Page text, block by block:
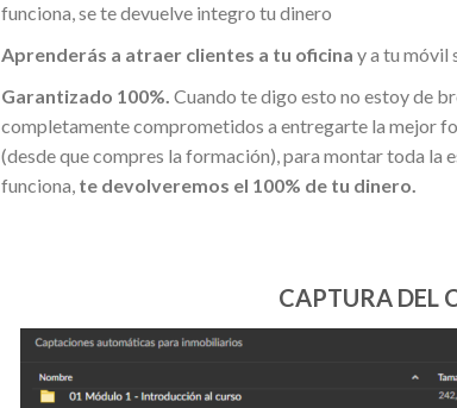
funciona, se te devuelve integro tu dinero
Aprenderás a atraer clientes a tu oficina y a tu móvil
Garantizado 100%. Cuando te digo esto no estoy de
completamente comprometidos a entregarte la mejor
(desde que compres la formación), para montar toda la
funciona, te devolveremos el 100% de tu dinero.
CAPTURA DEL